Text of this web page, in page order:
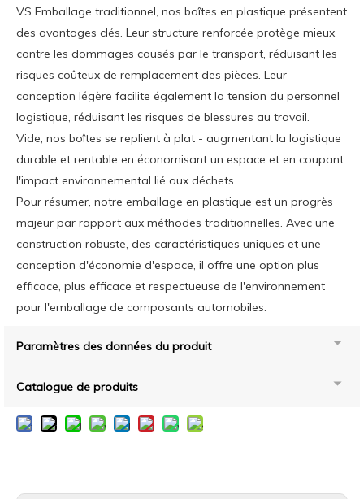
VS Emballage traditionnel, nos boîtes en plastique présentent
des avantages clés. Leur structure renforcée protège mieux
contre les dommages causés par le transport, réduisant les
risques coûteux de remplacement des pièces. Leur
conception légère facilite également la tension du personnel
logistique, réduisant les risques de blessures au travail.
Vide, nos boîtes se replient à plat - augmentant la logistique
durable et rentable en économisant un espace et en coupant
l'impact environnemental lié aux déchets.
Pour résumer, notre emballage en plastique est un progrès
majeur par rapport aux méthodes traditionnelles. Avec une
construction robuste, des caractéristiques uniques et une
conception d'économie d'espace, il offre une option plus
efficace, plus efficace et respectueuse de l'environnement
pour l'emballage de composants automobiles.
Paramètres des données du produit
Catalogue de produits